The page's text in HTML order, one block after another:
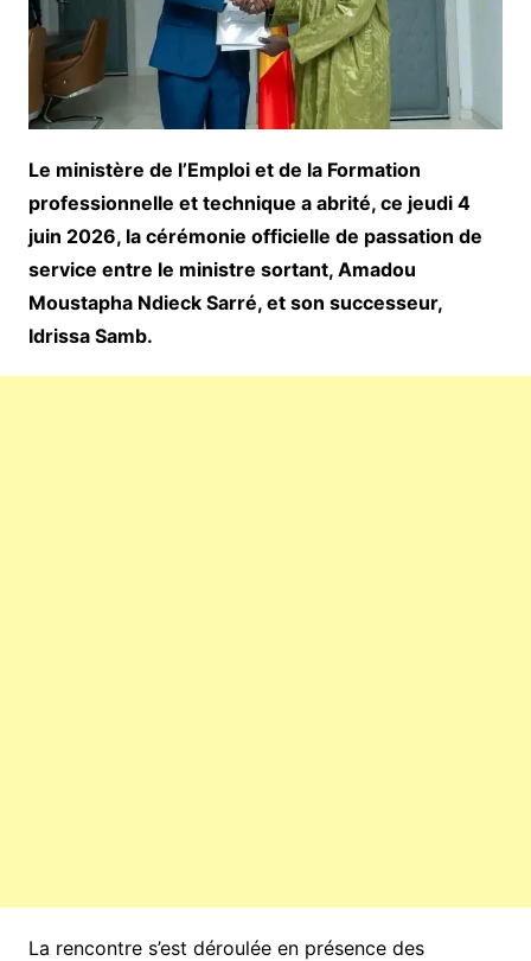
Le ministère de l’Emploi et de la Formation
professionnelle et technique a abrité, ce jeudi 4
juin 2026, la cérémonie officielle de passation de
service entre le ministre sortant, Amadou
Moustapha Ndieck Sarré, et son successeur,
Idrissa Samb.
La rencontre s’est déroulée en présence des